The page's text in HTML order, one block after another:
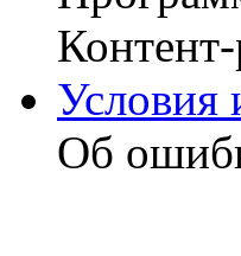
Условия
Об